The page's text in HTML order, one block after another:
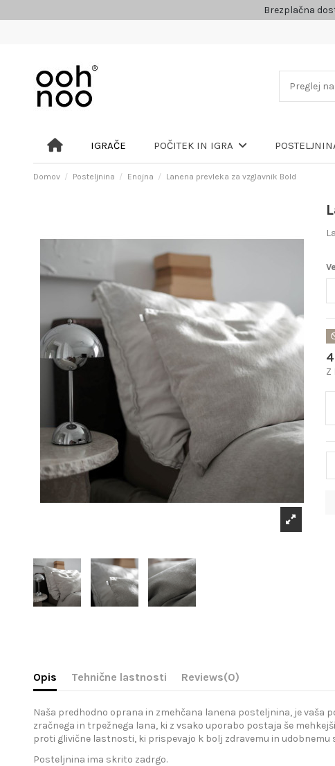
Brezplačna
IGRAČE POČITEK IN IGRA
Domov Posteljnina Enojna Lanena prevleka za vzglavnik Bold
Z
Opis Tehnične lastnosti Reviews(0)
Naša predhodno oprana in zmehčana lanena posteljnina, je vaša
zračnega in trpežnega lana, ki z vsako uporabo postaja še
proti glivične lastnosti, ki prispevajo k bolj zdravemu in udobnemu
Posteljnina ima skrito zadrgo.